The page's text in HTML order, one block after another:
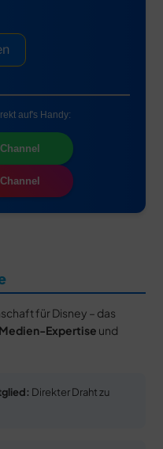
auf's Handy:
für Disney – das
Expertise und
Direkter Draht zu